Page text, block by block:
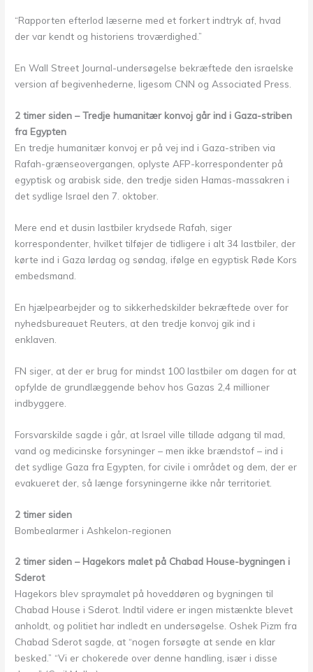
“Rapporten efterlod læserne med et forkert indtryk af, hvad
der var kendt og historiens troværdighed.”
En Wall Street Journal-undersøgelse bekræftede den israelske
version af begivenhederne, ligesom CNN og Associated Press.
2 timer siden – Tredje humanitær konvoj går ind i Gaza-striben
fra Egypten
En tredje humanitær konvoj er på vej ind i Gaza-striben via
Rafah-grænseovergangen, oplyste AFP-korrespondenter på
egyptisk og arabisk side, den tredje siden Hamas-massakren i
det sydlige Israel den 7. oktober.
Mere end et dusin lastbiler krydsede Rafah, siger
korrespondenter, hvilket tilføjer de tidligere i alt 34 lastbiler, der
kørte ind i Gaza lørdag og søndag, ifølge en egyptisk Røde Kors
embedsmand.
En hjælpearbejder og to sikkerhedskilder bekræftede over for
nyhedsbureauet Reuters, at den tredje konvoj gik ind i
enklaven.
FN siger, at der er brug for mindst 100 lastbiler om dagen for at
opfylde de grundlæggende behov hos Gazas 2,4 millioner
indbyggere.
Forsvarskilde sagde i går, at Israel ville tillade adgang til mad,
vand og medicinske forsyninger – men ikke brændstof – ind i
det sydlige Gaza fra Egypten, for civile i området og dem, der er
evakueret der, så længe forsyningerne ikke når territoriet.
2 timer siden
Bombealarmer i Ashkelon-regionen
2 timer siden – Hagekors malet på Chabad House-bygningen i
Sderot
Hagekors blev spraymalet på hoveddøren og bygningen til
Chabad House i Sderot. Indtil videre er ingen mistænkte blevet
anholdt, og politiet har indledt en undersøgelse. Oshek Pizm fra
Chabad Sderot sagde, at “nogen forsøgte at sende en klar
besked.” “Vi er chokerede over denne handling, især i disse